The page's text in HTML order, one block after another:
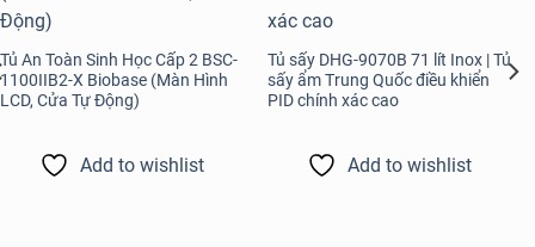
Tủ An Toàn Sinh Học Cấp 2 BSC-
1100IIB2-X Biobase (Màn Hình
LCD, Cửa Tự Động)
Add to wishlist
Tủ sấy DHG-9070B 71 lít Inox | Tủ
sấy ẩm Trung Quốc điều khiển
PID chính xác cao
Add to wishlist